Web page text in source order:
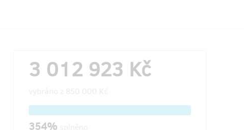
3 012 923 Kč
354%